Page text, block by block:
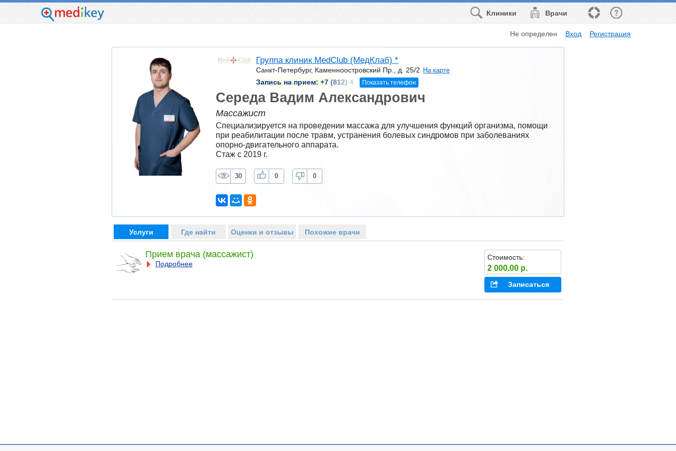
Врачи
Клиники
Не определен Вход Регистрация
Группа клиник MedClub (МедКлаб) *
Санкт-Петербург, Каменноостровский Пр., д. 25/2 На карте
Запись на прием: +7 (812) 4 Показать телефон
Середа Вадим Александрович
Массажист
Специализируется на проведении массажа для улучшения функций организма, помощи
при реабилитации после травм, устранения болевых синдромов при заболеваниях
опорно-двигательного аппарата.
Стаж с 2019 г.
30 0 0
Услуги Где найти Оценки и отзывы Похожие врачи
Прием врача (массажист)
Подробнее
Стоимость:
2 000.00 р.
Записаться